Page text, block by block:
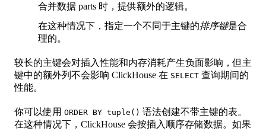
合并数据 parts 时，提供额外的逻辑。
在这种情况下，指定一个不同于主键的排序键是合
理的。
较长的主键会对插入性能和内存消耗产生负面影响，但主
键中的额外列不会影响 ClickHouse 在 SELECT 查询期间的
性能。
你可以使用 ORDER BY tuple() 语法创建不带主键的表。
在这种情况下，ClickHouse 会按插入顺序存储数据。如果